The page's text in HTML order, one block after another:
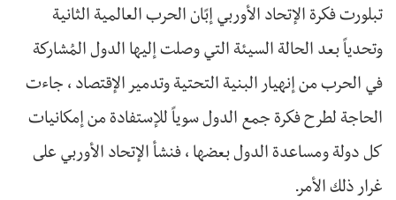
تبلورت فكرة الإتحاد الأوربي إبًان الحرب العالمية الثانية
وتحدياً بعد الحالة السيئة التي وصلت إليها الدول المُشاركة
في الحرب من إنهيار البنية التحتية وتدمير الإقتصاد ، جاءت
الحاجة لطرح فكرة جمع الدول سوياً للإستفادة من إمكانيات
كل دولة ومساعدة الدول بعضها ، فنشأ الإتحاد الأوربي على
غرار ذلك الأمر.